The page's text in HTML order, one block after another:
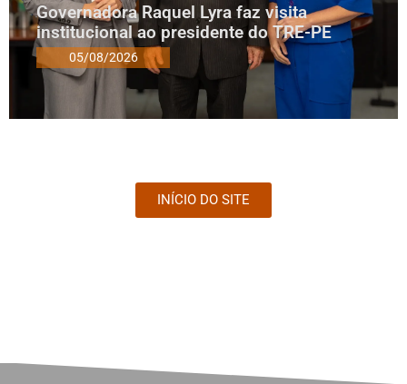
Governadora Raquel Lyra faz visita
institucional ao presidente do TRE-PE
05/08/2026
INÍCIO DO SITE